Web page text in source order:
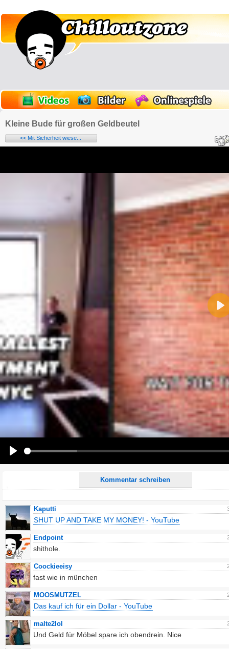
Kleine Bude für großen Geldbeutel
<< Mit Sicherheit wiese...
Kommentar schreiben
Name:
E-Mail-Adresse (optional):
Kommentar:
Alle HTML-Tags außer <br>, <strike> und <i> werden aus Deinem Kommentar entfernt.
URLs werden automatisch umgewandelt. Bitte verwende "www." oder "http://" in URLs
Ich möchte eine E-Mail, wenn auf dieser Seite weitere Kommentare erscheinen.
Kaputti
SHUT UP AND TAKE MY MONEY! - YouTube
Endpoint
shithole.
Coockieeisy
fast wie in münchen
MOOSMUTZEL
Das kauf ich für ein Dollar - YouTube
malte2lol
Und Geld für Möbel spare ich obendrein. Nice